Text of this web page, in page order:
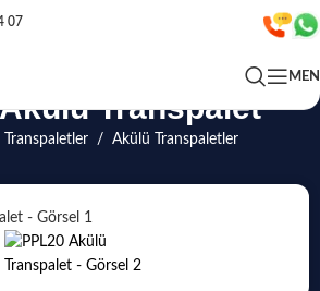
07
Transpalet
Transpaletler / Akülü Transpaletler